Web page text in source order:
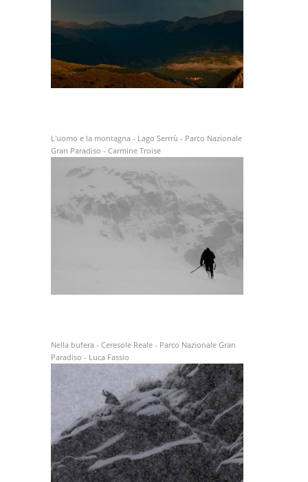
L'uomo e la montagna - Lago Serrrù - Parco Nazionale
Gran Paradiso - Carmine Troise
Nella bufera - Ceresole Reale - Parco Nazionale Gran
Paradiso - Luca Fassio